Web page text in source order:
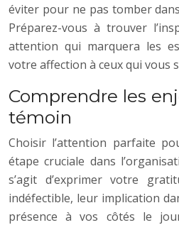
éviter pour ne pas tomber
Préparez-vous à trouver
attention qui marquera les
votre affection à ceux qui vous
Comprendre les
témoin
Choisir l’attention parfaite
étape cruciale dans
s’agit d’exprimer votre
indéfectible, leur implication
présence à vos côtés le